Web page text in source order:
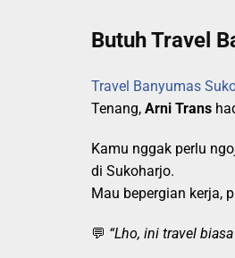
Butuh Travel
Travel Banyumas
Tenang, Arni Trans
Kamu nggak perlu
di Sukoharjo.
Mau bepergian kerja,
💬 “Lho, ini travel